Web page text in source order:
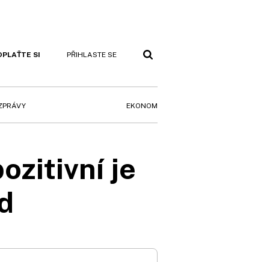
SI PŘIHLASTE SE
EKONOM
je